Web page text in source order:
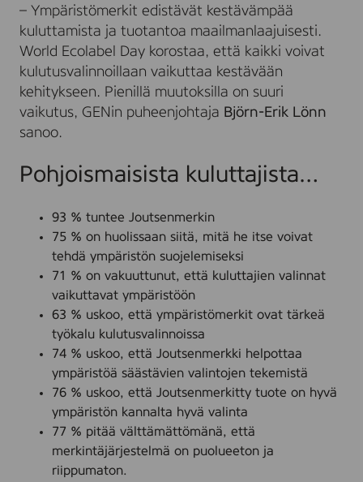
– Ympäristömerkit edistävät kestävämpää
kuluttamista ja tuotantoa maailmanlaajuisesti.
World Ecolabel Day korostaa, että kaikki voivat
kulutusvalinnoillaan vaikuttaa kestävään
kehitykseen. Pienillä muutoksilla on suuri
vaikutus, GENin puheenjohtaja Björn-Erik Lönn
sanoo.
Pohjoismaisista kuluttajista…
93 % tuntee Joutsenmerkin
75 % on huolissaan siitä, mitä he itse voivat
tehdä ympäristön suojelemiseksi
71 % on vakuuttunut, että kuluttajien valinnat
vaikuttavat ympäristöön
63 % uskoo, että ympäristömerkit ovat tärkeä
työkalu kulutusvalinnoissa
74 % uskoo, että Joutsenmerkki helpottaa
ympäristöä säästävien valintojen tekemistä
76 % uskoo, että Joutsenmerkitty tuote on hyvä
ympäristön kannalta hyvä valinta
77 % pitää välttämättömänä, että
merkintäjärjestelmä on puolueeton ja
riippumaton.